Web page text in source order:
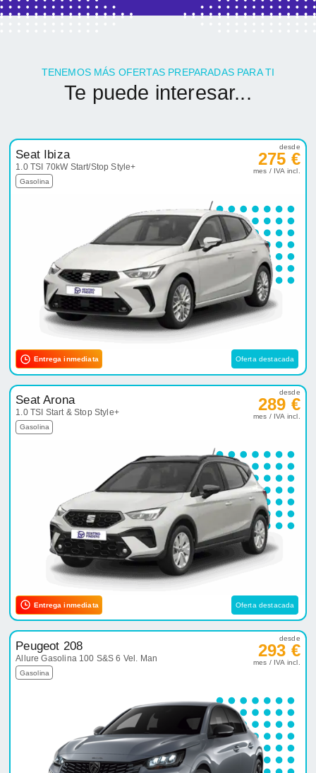
TENEMOS MÁS OFERTAS PREPARADAS PARA TI
Te puede interesar...
Seat Ibiza
1.0 TSI 70kW Start/Stop Style+
Gasolina
desde
275 €
mes / IVA incl.
Entrega inmediata Oferta destacada
Seat Arona
1.0 TSI Start & Stop Style+
Gasolina
desde
289 €
mes / IVA incl.
Entrega inmediata Oferta destacada
Peugeot 208
Allure Gasolina 100 S&S 6 Vel. Man
Gasolina
desde
293 €
mes / IVA incl.